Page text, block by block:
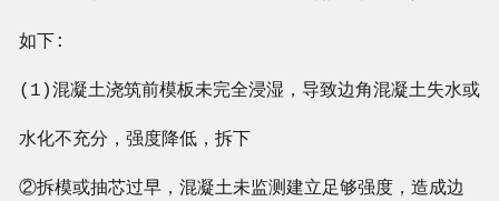
如下:
(1)混凝土浇筑前模板未完全浸湿，导致边角混凝土失水或
水化不充分，强度降低，拆下
②拆模或抽芯过早，混凝土未监测建立足够强度，造成边